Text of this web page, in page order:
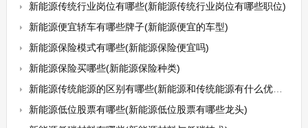
新能源传统行业岗位有哪些(新能源传统行业岗位有哪些职位)
新能源便宜轿车有哪些牌子(新能源便宜的车型)
新能源保险模式有哪些(新能源保险便宜吗)
新能源保险买哪些(新能源保险种类)
新能源传统能源的区别有哪些(新能源和传统能源有什么优点和缺点)
新能源低位股票有哪些(新能源低位股票有哪些龙头)